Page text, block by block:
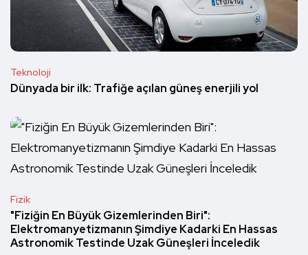
Teknoloji
Dünyada bir ilk: Trafiğe açılan güneş enerjili yol
Fizik
"Fiziğin En Büyük Gizemlerinden Biri":
Elektromanyetizmanın Şimdiye Kadarki En Hassas
Astronomik Testinde Uzak Güneşleri İnceledik